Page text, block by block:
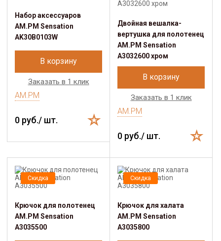
Набор аксессуаров
AM.PM Sensation
AK30B0103W
В корзину
Заказать в 1 клик
AM.PM
0 руб./ шт.
Двойная вешалка-
вертушка для полотенец
AM.PM Sensation
A3032600 хром
В корзину
Заказать в 1 клик
AM.PM
0 руб./ шт.
Скидка
Крючок для полотенец
AM.PM Sensation
A3035500
Скидка
Крючок для халата
AM.PM Sensation
A3035800